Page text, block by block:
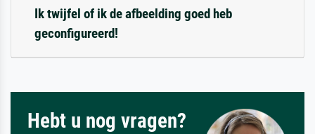
Ik twijfel of ik de afbeelding goed heb
geconfigureerd!
Hebt u nog vragen?